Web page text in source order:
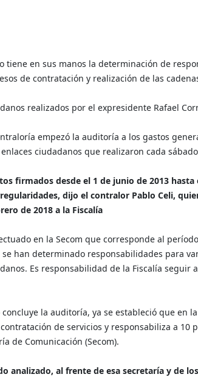
tiene en sus manos la determinación de
de contratación y realización de las
realizados por el expresidente Rafael
empezó la auditoría a los gastos
ciudadanos que realizaron cada
firmados desde el 1 de junio de 2013
dijo el contralor Pablo Celi,
de 2018 a la Fiscalía
en la Secom que corresponde al
se han determinado responsabilidades para
Es responsabilidad de la Fiscalía seguir
la auditoría, ya se estableció que en
de servicios y responsabiliza a 10
de Comunicación (Secom).
analizado, al frente de esa secretaría y de